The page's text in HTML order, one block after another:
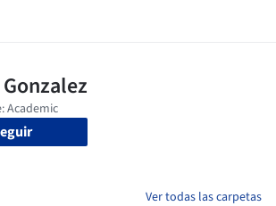
Ver todas las carpetas